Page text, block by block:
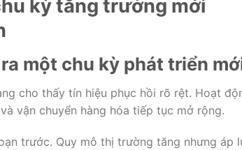
kỳ tăng trưởng mới
một chu kỳ phát triển
cho thấy tín hiệu phục hồi rõ rệt. Hoạt
vận chuyển hàng hóa tiếp tục mở rộng.
trước. Quy mô thị trường tăng nhưng áp